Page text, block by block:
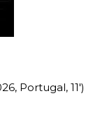
Portugal, 11′)